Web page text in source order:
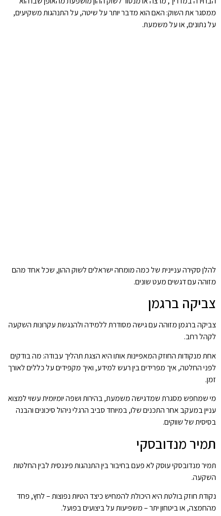
ממסגר את השוק: האם הוא מדבר יותר על שיטה, על התנהגות משקיעים,
על נתונים, או על משמעת.
להלן סקירה עניינית של כמה מומחה ישראלים לשוק ההון, שכל אחד מהם
מזוהה עם דגשים מעט שונים.
צביקה ברגמן
צביקה ברגמן מזוהה עם גישה מסודרת ללמידה ולהנגשת עקרונות השקעה
לקהל רחב.
אחת מנקודות החוזק המאפיינות אותו היא הצגת תהליך עבודה: מה בודקים
לפני החלטה, איך מפרידים בין רעש למידע, ואיך מקפידים על כללים לאורך
זמן.
מי שמחפש מסגרת שמדגישה משמעת, בהירות ושפה יומיומית עשוי למצוא
עניין במעקב אחר התכנים שלו, במיוחד סביב הרגלי ניהול סיכונים והבנה
בסיסית של שווקים.
תמיר מנדובסקי
תמיר מנדובסקי עוסק לא פעם בחיבור בין התנהגות פיננסית לבין החלטות
השקעה.
נקודת חוזק בולטת היא היכולת להמחיש כיצד הטיות נפוצות – לחץ, פחד
מהחמצה, או ביטחון יתר – משפיעות על ביצועים בפועל.